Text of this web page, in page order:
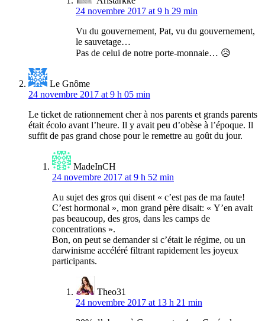
24 novembre 2017 at 9 h 29 min
Vu du gouvernement, Pat, vu du gouvernement,
le sauvetage…
Pas de celui de notre porte-monnaie… 😥
Le Gnôme
24 novembre 2017 at 9 h 05 min
Le ticket de rationnement cher à nos parents et grands parents
était écolo avant l’heure. Il y avait peu d’obèse à l’époque. Il
suffit de pas grand chose pour le remettre au goût du jour.
MadeInCH
24 novembre 2017 at 9 h 52 min
Au sujet des gros qui disent « c’est pas de ma faute!
C’est hormonal », mon grand père disait: « Y’en avait
pas beaucoup, des gros, dans les camps de
concentrations ».
Bon, on peut se demander si c’était le régime, ou un
darwinisme accéléré filtrant rapidement les joyeux
participants.
Theo31
24 novembre 2017 at 13 h 21 min